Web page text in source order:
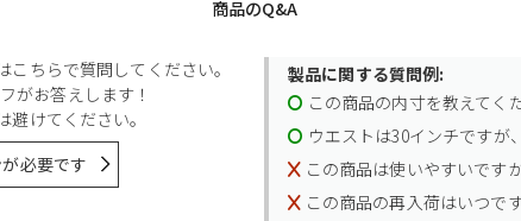
商品のQ&A
ちらで質問してください。
がお答えします！
けてください。
必要です
製品に関する質問例:
この商品の内寸を教えてく
ウエストは30インチですが
この商品は使いやすいです
この商品の再入荷はいつで